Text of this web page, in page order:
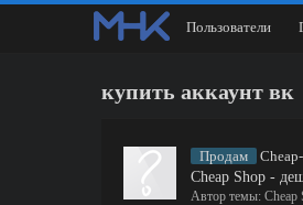
купить аккаунт вк
Продам
Cheap Shop -
Автор темы: Cheap
Пользователи